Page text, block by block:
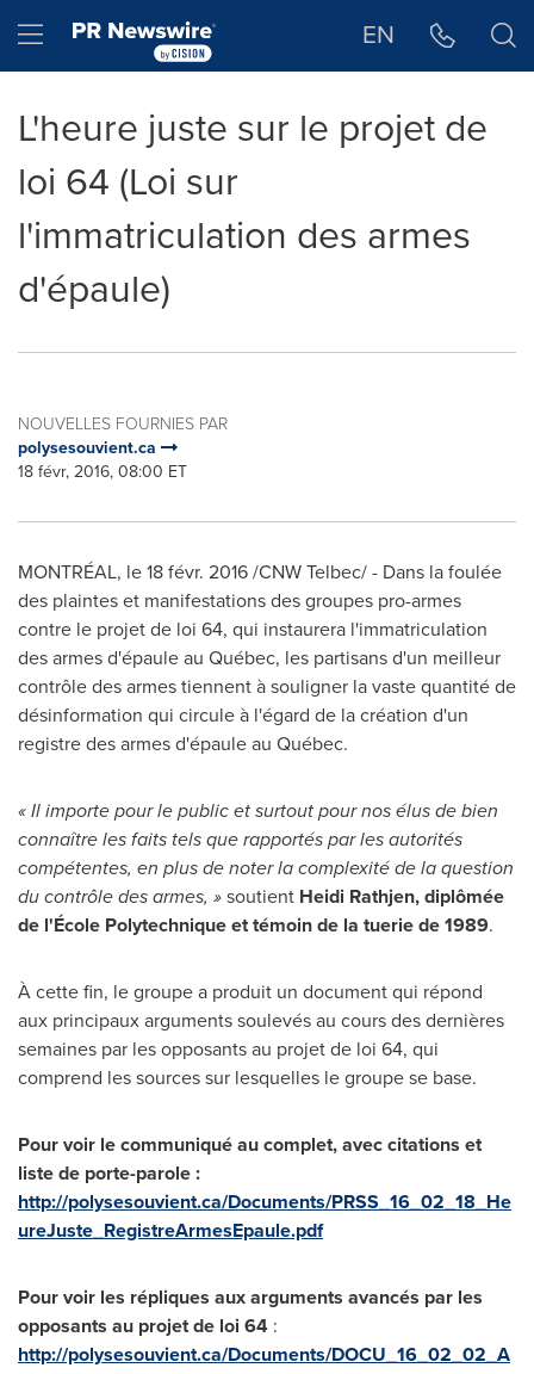
Hamburger menu EN
L'heure juste sur le projet de
loi 64 (Loi sur
l'immatriculation des armes
d'épaule)
NOUVELLES FOURNIES PAR
polysesouvient.ca
18 févr, 2016, 08:00 ET
MONTRÉAL, le 18 févr. 2016 /CNW Telbec/ - Dans la foulée
des plaintes et manifestations des groupes pro-armes
contre le projet de loi 64, qui instaurera l'immatriculation
des armes d'épaule au Québec, les partisans d'un meilleur
contrôle des armes tiennent à souligner la vaste quantité de
désinformation qui circule à l'égard de la création d'un
registre des armes d'épaule au Québec.
« Il importe pour le public et surtout pour nos élus de bien
connaître les faits tels que rapportés par les autorités
compétentes, en plus de noter la complexité de la question
du contrôle des armes, »soutient Heidi Rathjen, diplômée
de l'École Polytechnique et témoin de la tuerie de 1989.
À cette fin, le groupe a produit un document qui répond
aux principaux arguments soulevés au cours des dernières
semaines par les opposants au projet de loi 64, qui
comprend les sources sur lesquelles le groupe se base.
Pour voir le communiqué au complet, avec citations et
liste de porte-parole :
http://polysesouvient.ca/Documents/PRSS_16_02_18_He
ureJuste_RegistreArmesEpaule.pdf
Pour voir les répliques aux arguments avancés par les
opposants au projet de loi 64 :
http://polysesouvient.ca/Documents/DOCU_16_02_02_A